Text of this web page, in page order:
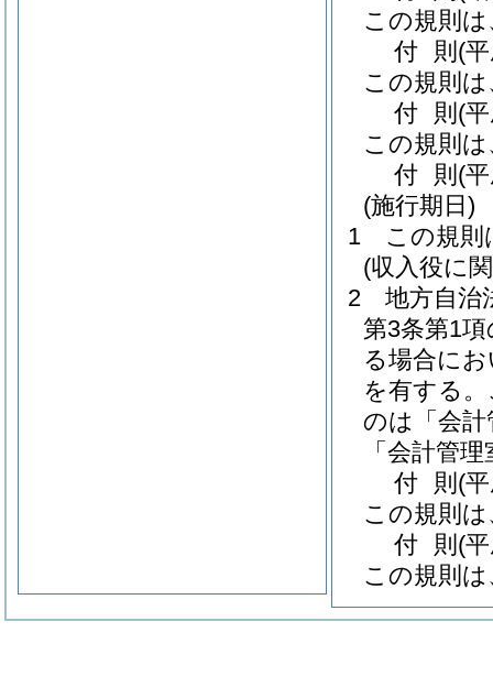
この規則
付 則 (
この規則
付 則 (
この規則
付 則 (
(施行期日)
1
この規則
(収入役に
2
地方自治
第3条第1
る場合に
を有する。
のは「会
「会計管
付 則 (
この規則
付 則 (
この規則